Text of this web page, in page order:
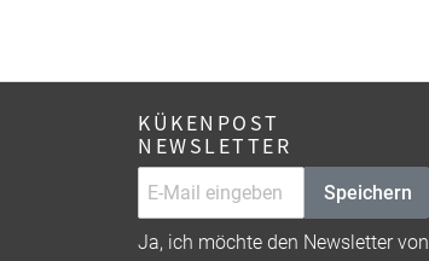
KÜKENPOST
NEWSLETTER
Speichern
Ja, ich möchte den Newsletter von